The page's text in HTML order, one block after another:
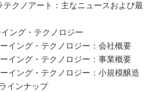
クノアート：主なニュースおよび最
ング・テクノロジー
イング・テクノロジー：会社概要
イング・テクノロジー：事業概要
イング・テクノロジー：小規模醸造
インナップ